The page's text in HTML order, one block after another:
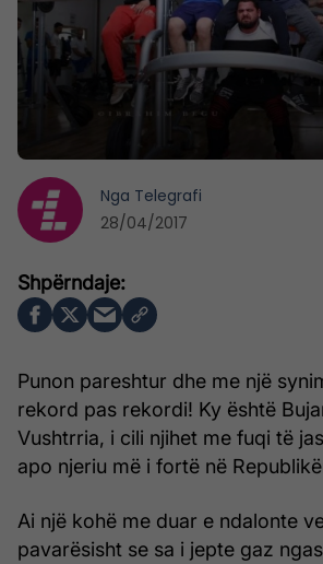
Punon pareshtur dhe me një
rekord pas rekordi! Ky është
Vushtrria, i cili njihet me fuqi të
apo njeriu më i fortë në
Ai një kohë me duar e ndalonte
pavarësisht se sa i jepte gaz
Nga Telegrafi
28/04/2017